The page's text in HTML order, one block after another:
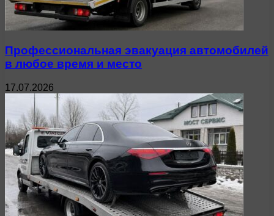
Профессиональная эвакуация автомобилей
в любое время и место
17.07.2026